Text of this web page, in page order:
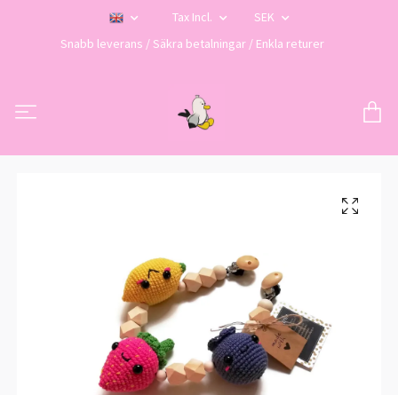
Tax Incl.
SEK
Snabb leverans / Säkra betalningar / Enkla returer